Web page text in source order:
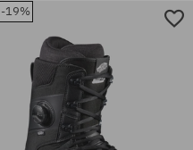
Mărimi existente:
44.5
-19%